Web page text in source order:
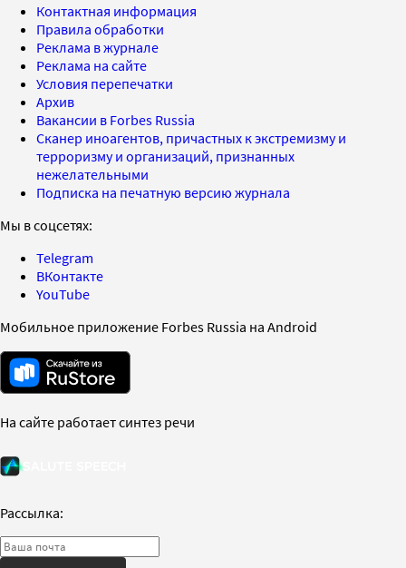
Контактная информация
Правила обработки
Реклама в журнале
Реклама на сайте
Условия перепечатки
Архив
Вакансии в Forbes Russia
Сканер иноагентов, причастных к экстремизму и
терроризму и организаций, признанных
нежелательными
Подписка на печатную версию журнала
Мы в соцсетях:
Telegram
ВКонтакте
YouTube
Мобильное приложение Forbes Russia на Android
На сайте работает синтез речи
Рассылка: